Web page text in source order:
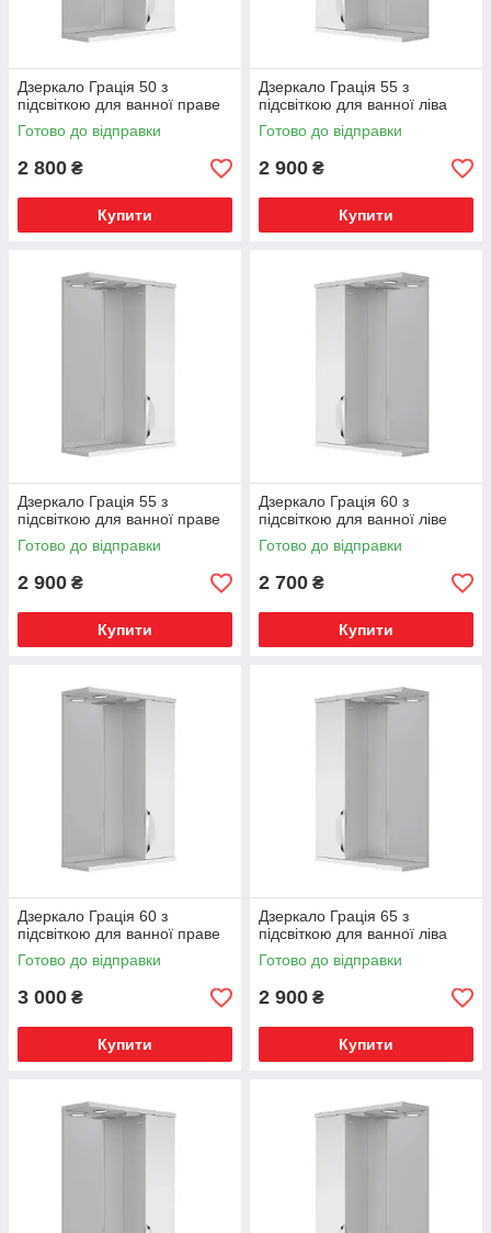
Дзеркало Грація 50 з
підсвіткою для ванної праве
Готово до відправки
2 800 ₴
Купити
Дзеркало Грація 55 з
підсвіткою для ванної ліва
Готово до відправки
2 900 ₴
Купити
Дзеркало Грація 55 з
підсвіткою для ванної праве
Готово до відправки
2 900 ₴
Купити
Дзеркало Грація 60 з
підсвіткою для ванної ліве
Готово до відправки
2 700 ₴
Купити
Дзеркало Грація 60 з
підсвіткою для ванної праве
Готово до відправки
3 000 ₴
Купити
Дзеркало Грація 65 з
підсвіткою для ванної ліва
Готово до відправки
2 900 ₴
Купити